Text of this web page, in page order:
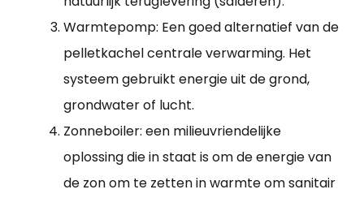
Warmtepomp: Een goed alternatief van de
pelletkachel centrale verwarming. Het
systeem gebruikt energie uit de grond,
grondwater of lucht.
Zonneboiler: een milieuvriendelijke
oplossing die in staat is om de energie van
de zon om te zetten in warmte om sanitair